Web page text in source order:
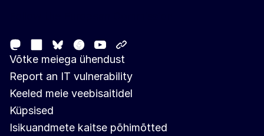
MastodonLinkedIn
Bluesky
Facebook
Youtube
Võtke meiega ühendust
Report an IT vulnerability
Keeled meie veebisaitidel
Küpsised
Isikuandmete kaitse põhimõtted